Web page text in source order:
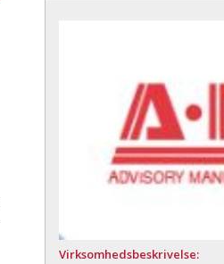
Virksomhedsbeskrivelse: